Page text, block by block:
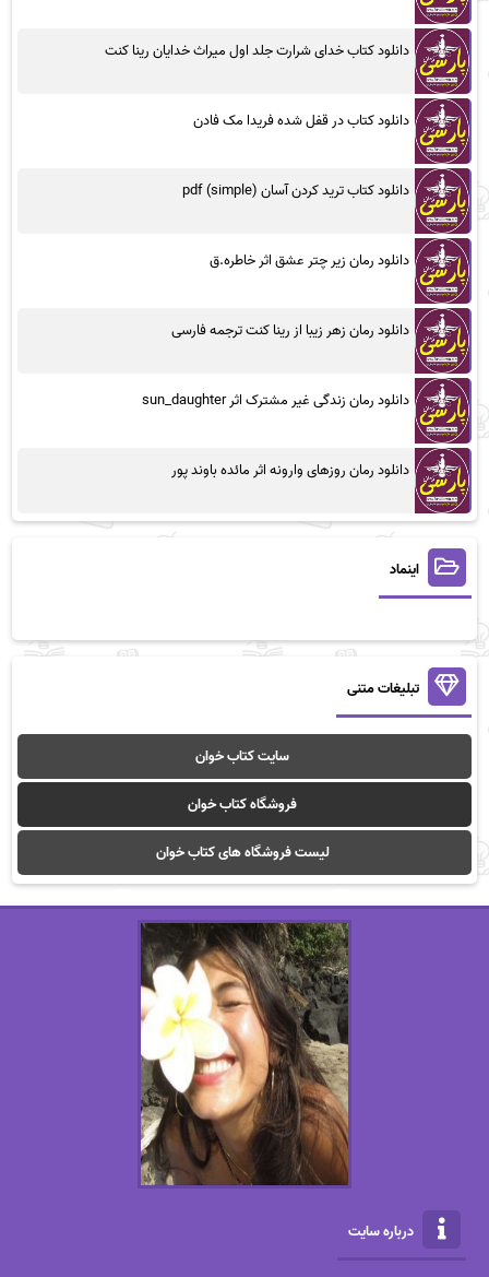
دانلود کتاب خدای شرارت جلد اول میراث خدایان رینا کنت
دانلود کتاب در قفل شده فریدا مک فادن
دانلود کتاب ترید کردن آسان (simple) pdf
دانلود رمان زیر چتر عشق اثر خاطره.ق
دانلود رمان زهر زیبا از رینا کنت ترجمه فارسی
دانلود رمان زندگی غیر مشترک اثر sun_daughter
دانلود رمان روزهای وارونه اثر مائده باوند پور
اینماد
تبلیغات متنی
سایت کتاب خوان
فروشگاه کتاب خوان
لیست فروشگاه های کتاب خوان
درباره سایت